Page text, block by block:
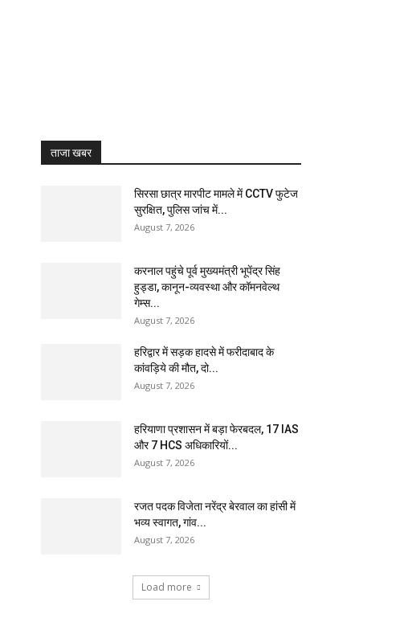
ताजा खबर
सिरसा छात्र मारपीट मामले में CCTV फुटेज
सुरक्षित, पुलिस जांच में...
August 7, 2026
करनाल पहुंचे पूर्व मुख्यमंत्री भूपेंद्र सिंह
हुड्डा, कानून-व्यवस्था और कॉमनवेल्थ
गेम्स...
August 7, 2026
हरिद्वार में सड़क हादसे में फरीदाबाद के
कांवड़िये की मौत, दो...
August 7, 2026
हरियाणा प्रशासन में बड़ा फेरबदल, 17 IAS
और 7 HCS अधिकारियों...
August 7, 2026
रजत पदक विजेता नरेंद्र बेरवाल का हांसी में
भव्य स्वागत, गांव...
August 7, 2026
Load more